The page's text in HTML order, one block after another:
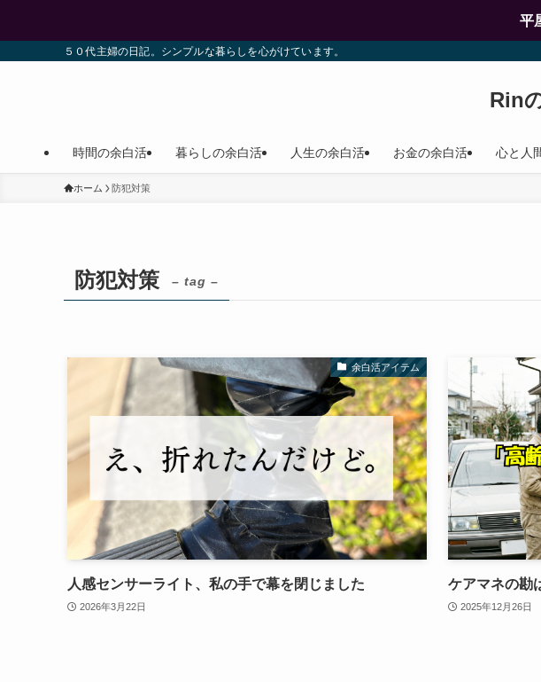
平
５０代主婦の日記。シンプルな暮らしを心がけています。
Rin
時間の余白活 暮らしの余白活 人生の余白活 お金の余白活 心と人
ホーム 防犯対策
防犯対策 – tag –
余白活アイテム
人感センサーライト、私の手で幕を閉じました
2026年3月22日
ケアマネの勘
2025年12月26日